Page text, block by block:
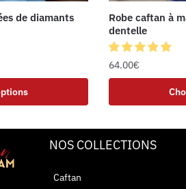
de diamants
Robe caftan à
dentelle
64.00€
NOS COLLECTIONS
Caftan